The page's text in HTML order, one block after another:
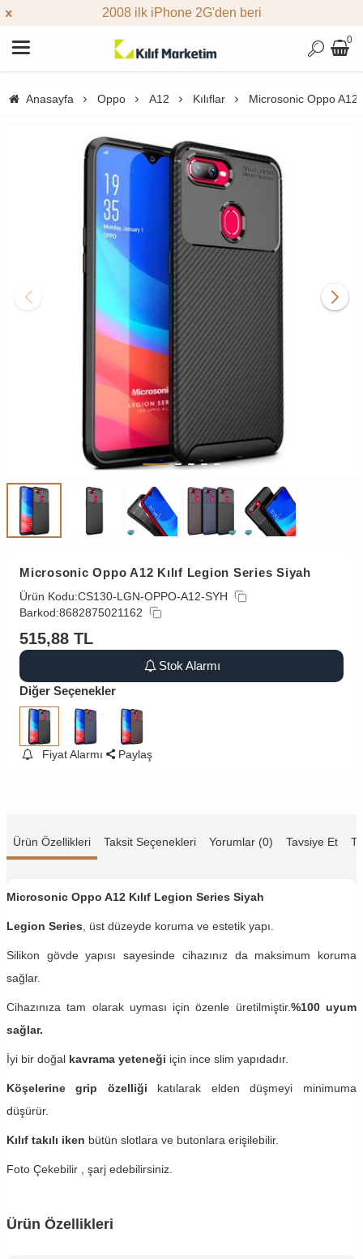
2008 ilk iPhone 2G'den beri
0
Anasayfa Oppo A12 Kılıflar Microsonic Oppo A12
Microsonic Oppo A12 Kılıf Legion Series Siyah
Ürün Kodu:CS130-LGN-OPPO-A12-SYH
Barkod:8682875021162
515,88 TL
Stok Alarmı
Diğer Seçenekler
Fiyat Alarmı Paylaş
Ürün Özellikleri Taksit Seçenekleri Yorumlar (0) Tavsiye Et
Microsonic Oppo A12 Kılıf Legion Series Siyah
Legion Series , üst düzeyde koruma ve estetik yapı.
Silikon gövde yapısı sayesinde cihazınız da maksimum koruma
sağlar.
Cihazınıza tam olarak uyması için özenle üretilmiştir.%100 uyum
sağlar.
İyi bir doğal kavrama yeteneği için ince slim yapıdadır.
Köşelerine grip özelliği katılarak elden düşmeyi minimuma
düşürür.
Kılıf takılı iken bütün slotlara ve butonlara erişilebilir.
Foto Çekebilir , şarj edebilirsiniz.
Ürün Özellikleri